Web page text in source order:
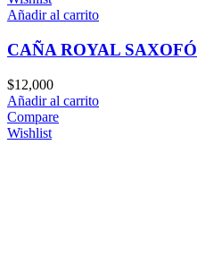
Añadir al carrito
CAÑA ROYAL
$12,000
Añadir al carrito
Compare
Wishlist